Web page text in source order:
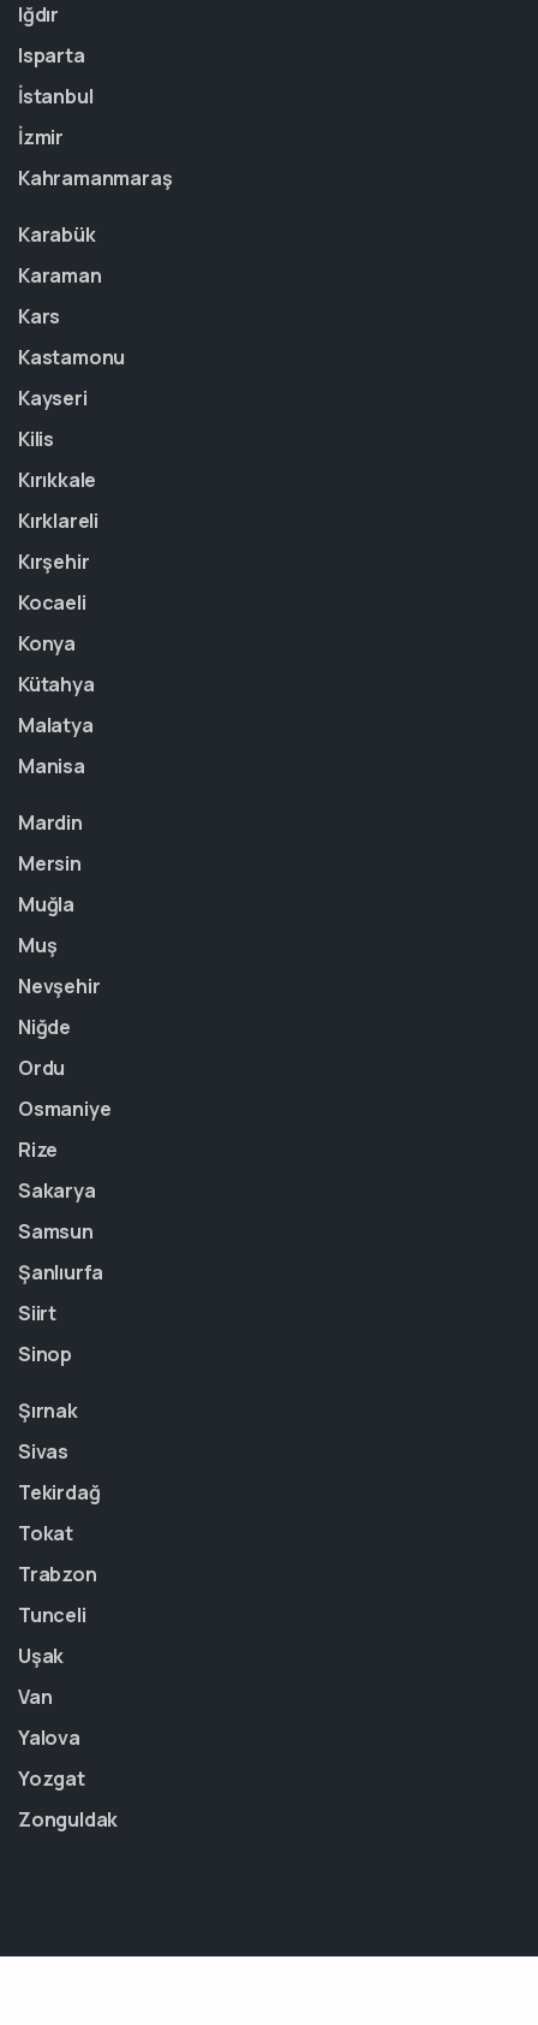
Iğdır
Isparta
İstanbul
İzmir
Kahramanmaraş
Karabük
Karaman
Kars
Kastamonu
Kayseri
Kilis
Kırıkkale
Kırklareli
Kırşehir
Kocaeli
Konya
Kütahya
Malatya
Manisa
Mardin
Mersin
Muğla
Muş
Nevşehir
Niğde
Ordu
Osmaniye
Rize
Sakarya
Samsun
Şanlıurfa
Siirt
Sinop
Şırnak
Sivas
Tekirdağ
Tokat
Trabzon
Tunceli
Uşak
Van
Yalova
Yozgat
Zonguldak